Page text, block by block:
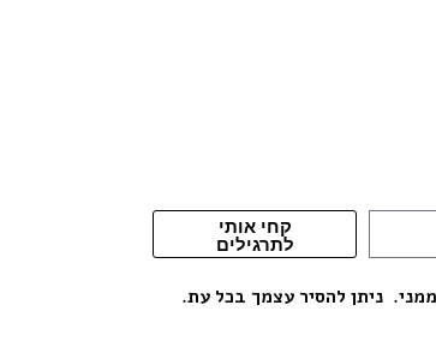
קחי אותי
לתרגילים
ניתן להסיר עצמך בכל עת.